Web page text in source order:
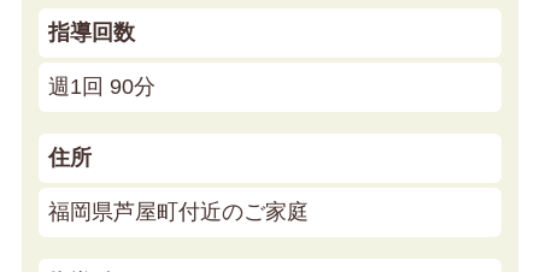
指導回数
週1回 90分
住所
福岡県芦屋町付近のご家庭